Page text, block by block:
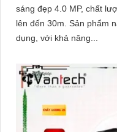
sáng đẹp 4.0 MP, chất
lên đến 30m. Sản phẩm này rất phù hợp cho dự án dân
dụng, với khả năng...